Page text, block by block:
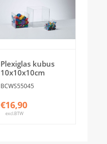
Plexiglas kubus
10x10x10cm
BCWS55045
€16,90
excl.BTW